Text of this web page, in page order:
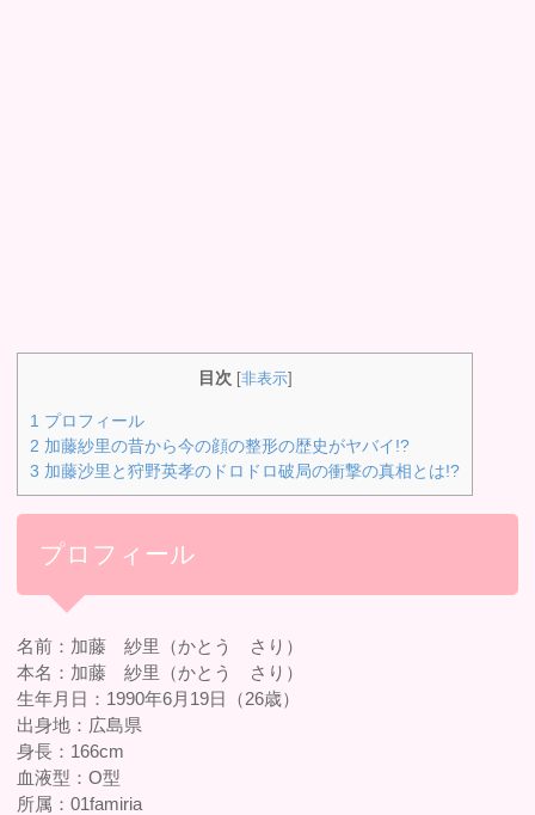
目次 [非表示]
1 プロフィール
2 加藤紗里の昔から今の顔の整形の歴史がヤバイ!?
3 加藤沙里と狩野英孝のドロドロ破局の衝撃の真相とは!?
プロフィール
名前：加藤 紗里（かとう さり）
本名：加藤 紗里（かとう さり）
生年月日：1990年6月19日（26歳）
出身地：広島県
身長：166cm
血液型：O型
所属：01famiria